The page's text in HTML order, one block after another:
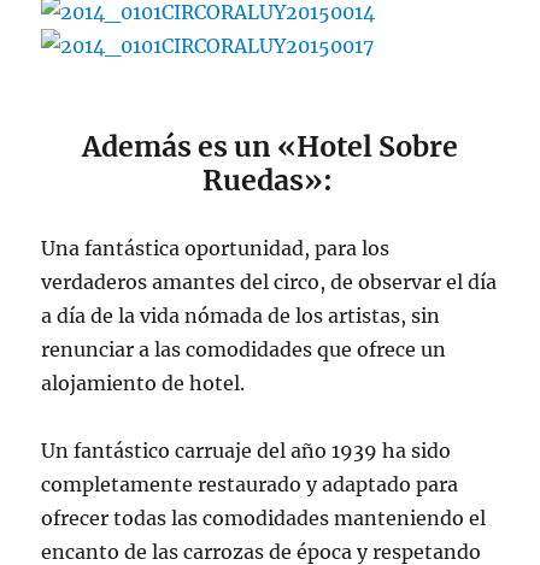
Además es un «Hotel Sobre
Ruedas»:
Una fantástica oportunidad, para los
verdaderos amantes del circo, de observar el día
a día de la vida nómada de los artistas, sin
renunciar a las comodidades que ofrece un
alojamiento de hotel.
Un fantástico carruaje del año 1939 ha sido
completamente restaurado y adaptado para
ofrecer todas las comodidades manteniendo el
encanto de las carrozas de época y respetando